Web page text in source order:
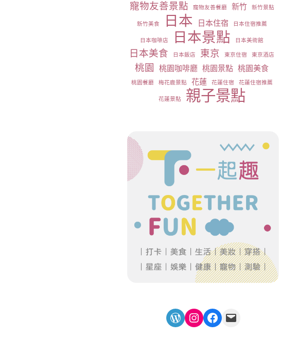
寵物友善景點 寵物友善餐廳 新竹 新竹景點
新竹美食 日本 日本住宿 日本住宿推薦
日本咖啡店 日本景點 日本美術館
日本美食 日本飯店 東京 東京住宿 東京酒店
桃園 桃園咖啡廳 桃園景點 桃園美食
桃園餐廳 梅花鹿景點 花蓮 花蓮住宿 花蓮住宿推薦
花蓮景點 親子景點
WordPress
Instagram
Facebook
Mail